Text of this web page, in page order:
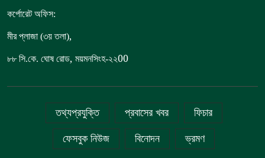
কর্পোরেট অফিস:
মীর প্লাজা (৩য় তলা),
৮৮ সি.কে. ঘোষ রোড, ময়মনসিংহ-২২00
তথ্যপ্রযুক্তি প্রবাসের খবর ফিচার
ফেসবুক নিউজ বিনোদন ভ্রমণ